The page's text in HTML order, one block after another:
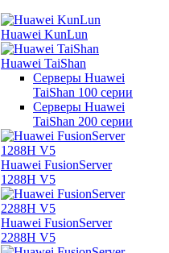
Huawei KunLun
Huawei TaiShan
Серверы Huawei
TaiShan 100 серии
Серверы Huawei
TaiShan 200 серии
Huawei FusionServer
1288H V5
Huawei FusionServer
2288H V5